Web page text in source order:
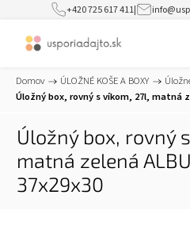
+420 725 617 411|
Domov / ÚLOŽNÉ KOŠE A BOXY /
Úložný box, rovný s víkom, 27l, matná
Úložný box, rovný
matná zelená
37x29x30